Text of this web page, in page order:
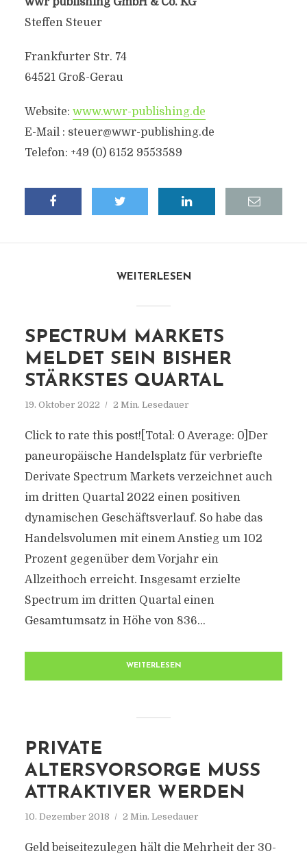
Steffen Steuer
Frankfurter Str. 74
64521 Groß-Gerau
Website: www.wwr-publishing.de
E-Mail : steuer@wwr-publishing.de
Telefon: +49 (0) 6152 9553589
WEITERLESEN
SPECTRUM MARKETS
MELDET SEIN BISHER
STÄRKSTES QUARTAL
19. Oktober 2022 2 Min. Lesedauer
Click to rate this post![Total: 0 Average: 0]Der
paneuropäische Handelsplatz für verbriefte
Derivate Spectrum Markets verzeichnet auch
im dritten Quartal 2022 einen positiven
dynamischen Geschäftsverlauf. So habe das
Handelsvolumen mit einem Anstieg um 102
Prozent gegenüber dem Vorjahr ein
Allzeithoch erreicht. Insgesamt erzielte
Spectrum im dritten Quartal einen
Gesamtumsatz in Höhe von 836...
WEITERLESEN
PRIVATE
ALTERSVORSORGE MUSS
ATTRAKTIVER WERDEN
10. Dezember 2018 2 Min. Lesedauer
Geld beiseitezulegen hält die Mehrheit der 30-